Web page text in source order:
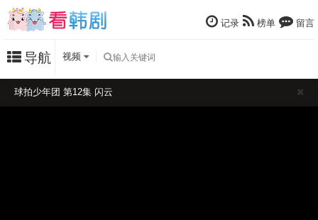
记录 榜单 留言
导航 视频
球拍少年团 第12集 闪云